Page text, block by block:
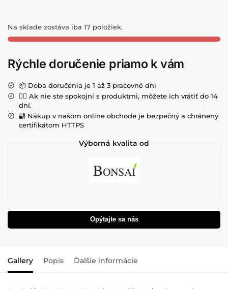
Na sklade zostáva iba 17 položiek.
Rýchle doručenie priamo k vám
📦 Doba doručenia je 1 až 3 pracovné dni
💁‍♀️ Ak nie ste spokojní s produktmi, môžete ich vrátiť do 14
dní.
🔐 Nákup v našom online obchode je bezpečný a chránený
certifikátom HTTPS
Výborná kvalita od
Opýtajte sa nás
Gallery Popis Ďalšie informácie